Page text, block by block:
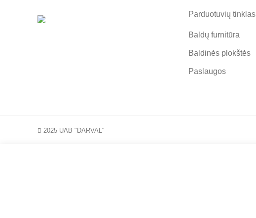
Parduotuvių tinklas
Baldų furnitūra
Baldinės plokštės
Paslaugos
2025 UAB "DARVAL"